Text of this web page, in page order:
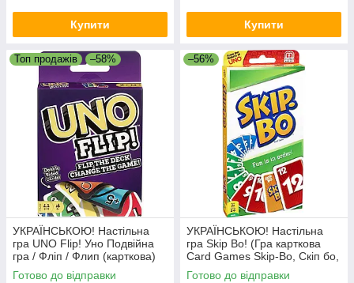
Купити Купити
Топ продажів –58%
УКРАЇНСЬКОЮ! Настільна
гра UNO Flip! Уно Подвійна
гра / Фліп / Флип (карткова)
Готово до відправки
–56%
УКРАЇНСЬКОЮ! Настільна
гра Skip Bo! (Гра карткова
Card Games Skip-Bo, Скіп бо,
Скип бо)
Готово до відправки